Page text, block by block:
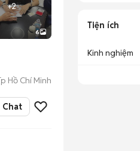
+2
6
Hồ Chí Minh
Chat
Tiện ích
Kinh nghiệm